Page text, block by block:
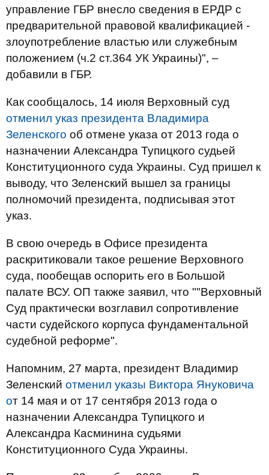
управление ГБР внесло сведения в ЕРДР с
предварительной правовой квалификацией -
злоупотребление властью или служебным
положением (ч.2 ст.364 УК Украины)", –
добавили в ГБР.
Как сообщалось, 14 июля Верховный суд
отменил указ президента Владимира
Зеленского об отмене указа от 2013 года о
назначении Александра Тупицкого судьей
Конституционного суда Украины. Суд пришел к
выводу, что Зеленский вышел за границы
полномочий президента, подписывая этот
указ.
В свою очередь в Офисе президента
раскритиковали такое решение Верховного
суда, пообещав оспорить его в Большой
палате ВСУ. ОП также заявил, что ""Верховный
Суд практически возглавил сопротивление
части судейского корпуса фундаментальной
судебной реформе".
Напомним, 27 марта, президент Владимир
Зеленский отменил указы Виктора Януковича
от 14 мая и от 17 сентября 2013 года о
назначении Александра Тупицкого и
Александра Касминина судьями
Конституционного Суда Украины.